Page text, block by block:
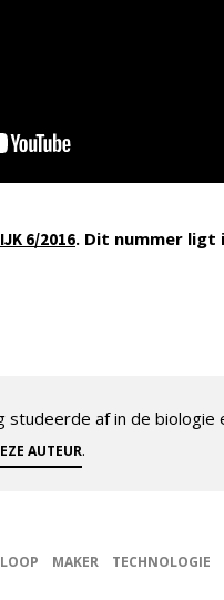
6/2016. Dit nummer ligt
studeerde af in de biologie
AUTEUR.
MAKER TECHNOLOGIE